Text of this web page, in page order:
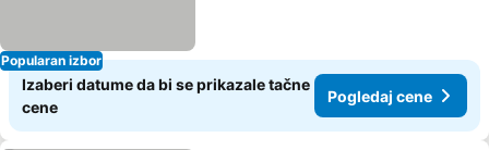
Popularan izbor
Izaberi datume da bi se prikazale tačne
cene
Pogledaj cene